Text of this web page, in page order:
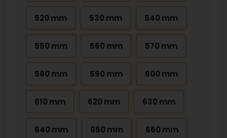
520 mm 530 mm 540 mm
550 mm 560 mm 570 mm
580 mm 590 mm 600 mm
610 mm 620 mm 630 mm
640 mm 650 mm 660 mm